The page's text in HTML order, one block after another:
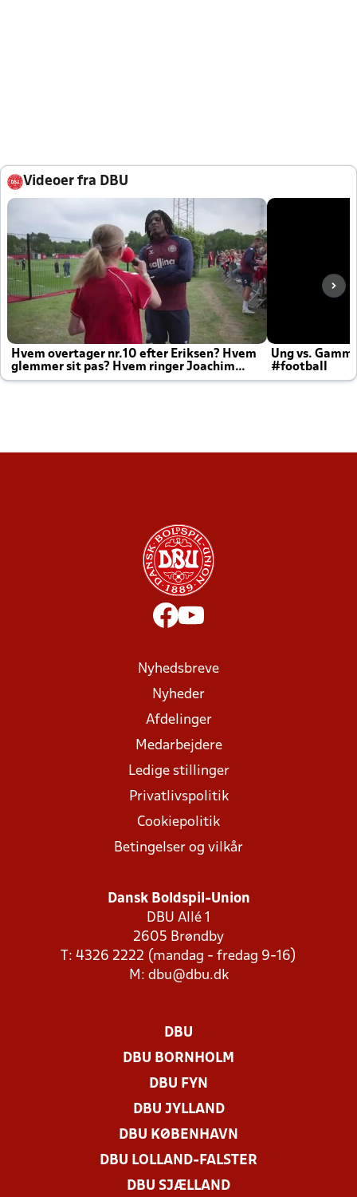
Videoer fra DBU
Hvem overtager nr.10 efter Eriksen? Hvem
glemmer sit pas? Hvem ringer Joachim
altid til efter kampe?
Ung vs.
#football
Nyhedsbreve
Nyheder
Afdelinger
Medarbejdere
Ledige stillinger
Privatlivspolitik
Cookiepolitik
Betingelser og vilkår
Dansk Boldspil-Union
DBU Allé 1
2605 Brøndby
T: 4326 2222 (mandag - fredag 9-16)
M: dbu@dbu.dk
DBU
DBU BORNHOLM
DBU FYN
DBU JYLLAND
DBU KØBENHAVN
DBU LOLLAND-FALSTER
DBU SJÆLLAND